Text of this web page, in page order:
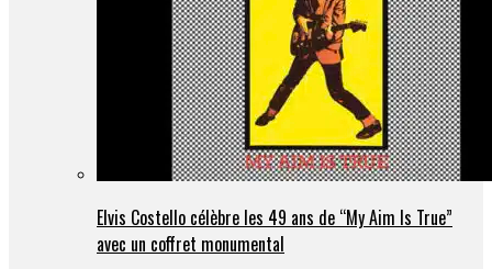
Elvis Costello célèbre les 49 ans de “My Aim Is True”
avec un coffret monumental